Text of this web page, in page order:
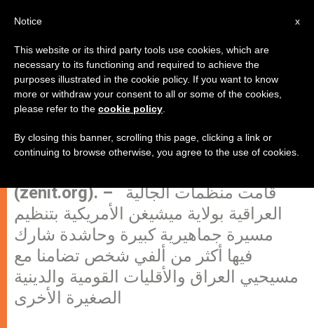
تظاهرة عراقية في ولاية ميتشيغن
الأمريكية
(zenit.org). – قامت منظمات الجالية
العراقية بولاية ميشيغن الأمريكية بتنظيم
مسيرة جماهيرية كبيرة وحاشدة شارك
فيها أكثر من ألفي شخص تضامنا مع
مسيحيي العراق والأقليات القومية والدينية
الصغيرة الأخرى
x
Notice
This website or its third party tools use cookies, which are
necessary to its functioning and required to achieve the
purposes illustrated in the cookie policy. If you want to know
more or withdraw your consent to all or some of the cookies,
please refer to the cookie policy
By closing this banner, scrolling this page, clicking a link or
continuing to browse otherwise, you agree to the use of cookies.